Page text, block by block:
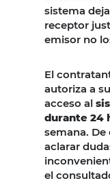
sistema
receptor
emisor no
El
autoriza a
acceso al
durante 24
semana.
aclarar
el